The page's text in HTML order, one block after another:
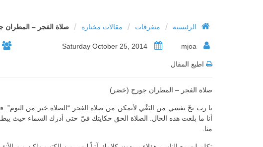
الرئيسية / متفرقات / مقالات مختارة / صلاة الفجر –
اطبع المقال
صلاة الفجر – المطران جورج (خضر)
يا رب نجّ نفسي من البَغْي لأتمكن من صلاة الفجر “الصلاة خير من النوم”.
أنا ما بلغت هذه الحال. الصلاة الحق حكايتك فيّ حتى أدرك السماء حيث يبطل
منا.